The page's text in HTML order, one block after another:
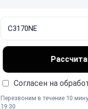
Согласен на
Перезвоним в течение 10
19:30